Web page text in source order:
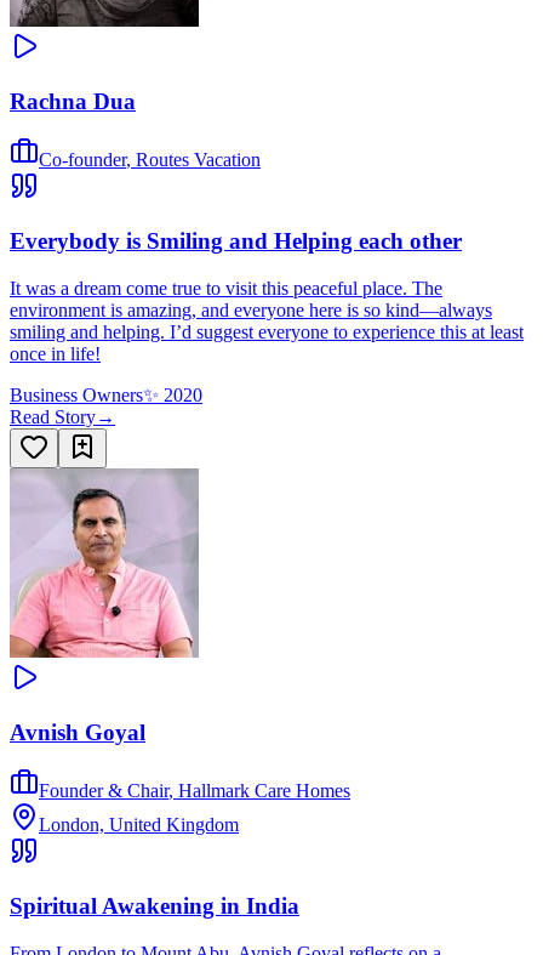
Rachna Dua
Co-founder, Routes Vacation
Everybody is Smiling and Helping each other
It was a dream come true to visit this peaceful place. The
environment is amazing, and everyone here is so kind—always
smiling and helping. I’d suggest everyone to experience this at least
once in life!
Business Owners✨ 2020
Read Story→
Avnish Goyal
Founder & Chair, Hallmark Care Homes
London, United Kingdom
Spiritual Awakening in India